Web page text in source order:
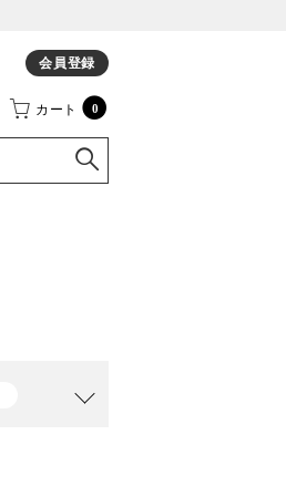
会員登録
カート 0